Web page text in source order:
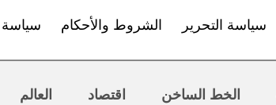
سياسة التحرير الشروط والأحكام
الخط الساخن اقتصاد العالم